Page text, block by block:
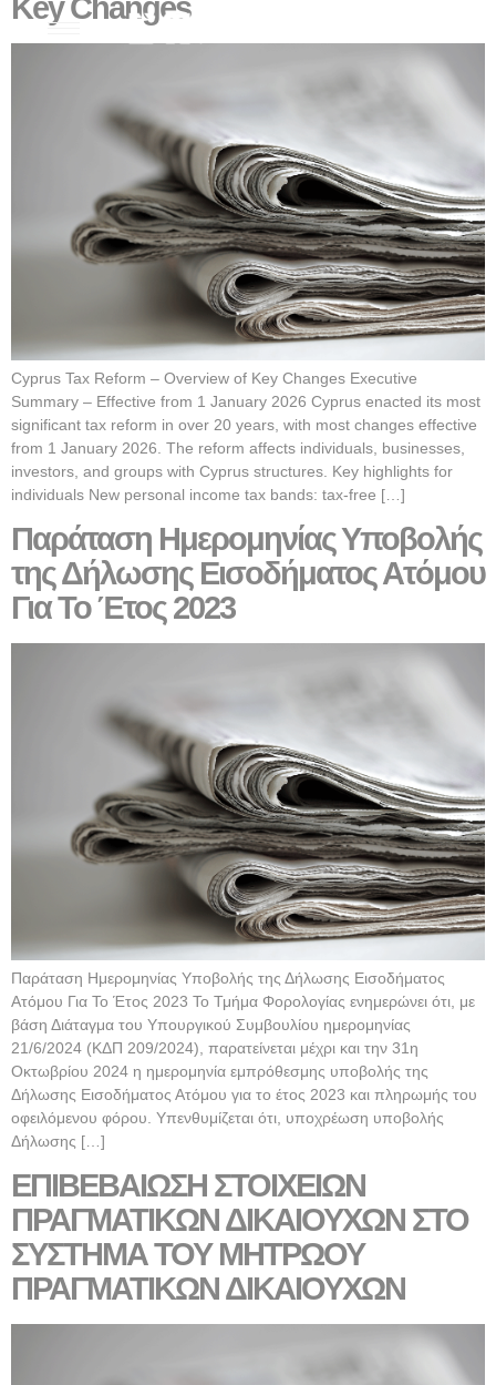
Key Changes
Cyprus Tax Reform – Overview of Key Changes Executive
Summary – Effective from 1 January 2026 Cyprus enacted its most
significant tax reform in over 20 years, with most changes effective
from 1 January 2026. The reform affects individuals, businesses,
investors, and groups with Cyprus structures. Key highlights for
individuals New personal income tax bands: tax-free […]
Παράταση Ημερομηνίας Υποβολής
της Δήλωσης Εισοδήματος Ατόμου
Για Το Έτος 2023
Παράταση Ημερομηνίας Υποβολής της Δήλωσης Εισοδήματος
Ατόμου Για Το Έτος 2023 Το Τμήμα Φορολογίας ενημερώνει ότι, με
βάση Διάταγμα του Υπουργικού Συμβουλίου ημερομηνίας
21/6/2024 (ΚΔΠ 209/2024), παρατείνεται μέχρι και την 31η
Οκτωβρίου 2024 η ημερομηνία εμπρόθεσμης υποβολής της
Δήλωσης Εισοδήματος Ατόμου για το έτος 2023 και πληρωμής του
οφειλόμενου φόρου. Υπενθυμίζεται ότι, υποχρέωση υποβολής
Δήλωσης […]
ΕΠΙΒΕΒΑΙΩΣΗ ΣΤΟΙΧΕΙΩΝ
ΠΡΑΓΜΑΤΙΚΩΝ ΔΙΚΑΙΟΥΧΩΝ ΣΤΟ
ΣΥΣΤΗΜΑ ΤΟΥ ΜΗΤΡΩΟΥ
ΠΡΑΓΜΑΤΙΚΩΝ ΔΙΚΑΙΟΥΧΩΝ